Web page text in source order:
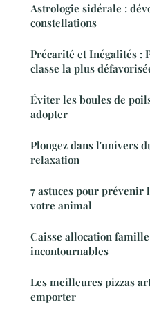
Astrologie sidérale :
constellations
Précarité et Inégalités :
classe la plus
Éviter les boules de
adopter
Plongez dans l'univers
relaxation
7 astuces pour prévenir
votre animal
Caisse allocation
incontournables
Les meilleures pizzas
emporter